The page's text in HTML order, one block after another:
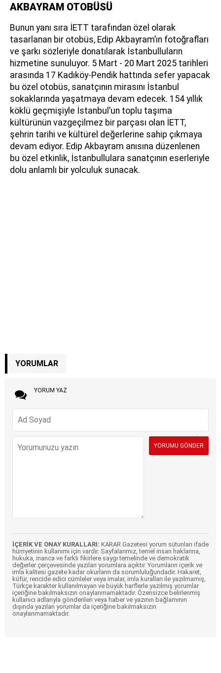
AKBAYRAM OTOBÜSÜ
Bunun yanı sıra İETT tarafından özel olarak
tasarlanan bir otobüs, Edip Akbayram’ın fotoğrafları
ve şarkı sözleriyle donatılarak İstanbulluların
hizmetine sunuluyor. 5 Mart - 20 Mart 2025 tarihleri
arasında 17 Kadıköy-Pendik hattında sefer yapacak
bu özel otobüs, sanatçının mirasını İstanbul
sokaklarında yaşatmaya devam edecek. 154 yıllık
köklü geçmişiyle İstanbul’un toplu taşıma
kültürünün vazgeçilmez bir parçası olan İETT,
şehrin tarihi ve kültürel değerlerine sahip çıkmaya
devam ediyor. Edip Akbayram anısına düzenlenen
bu özel etkinlik, İstanbullulara sanatçının eserleriyle
dolu anlamlı bir yolculuk sunacak.
YORUMLAR
YORUM YAZ
İÇERİK VE ONAY KURALLARI: KARAR Gazetesi yorum sütunları ifade
hürriyetinin kullanımı için vardır. Sayfalarımız, temel insan haklarına,
hukuka, inanca ve farklı fikirlere saygı temelinde ve demokratik
değerler çerçevesinde yazılan yorumlara açıktır. Yorumların içerik ve
imla kalitesi gazete kadar okurların da sorumluluğundadır. Hakaret,
küfür, rencide edici cümleler veya imalar, imla kuralları ile yazılmamış,
Türkçe karakter kullanılmayan ve büyük harflerle yazılmış yorumlar
içeriğine bakılmaksızın onaylanmamaktadır. Özensizce belirlenmiş
kullanıcı adlarıyla gönderilen veya haber ve yazının bağlamının
dışında yazılan yorumlar da içeriğine bakılmaksızın
onaylanmamaktadır.